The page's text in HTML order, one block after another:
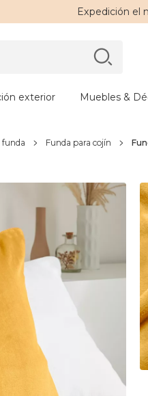
Expedición el
exterior Muebles &
funda Funda para cojín